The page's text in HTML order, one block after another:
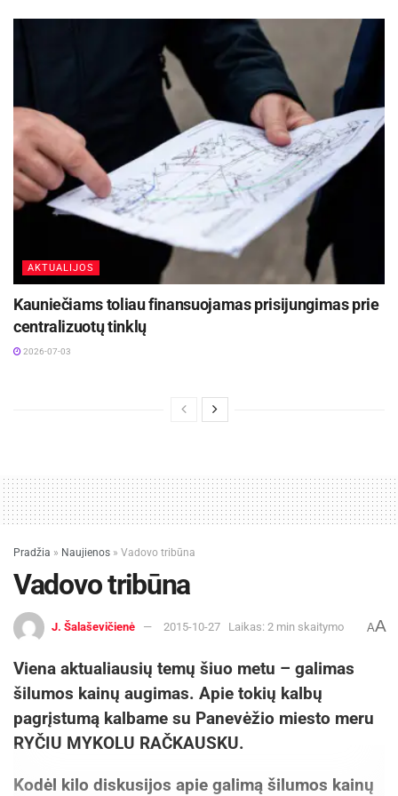
AKTUALIJOS
Kauniečiams toliau finansuojamas prisijungimas prie
centralizuotų tinklų
2026-07-03
Pradžia » Naujienos » Vadovo tribūna
Vadovo tribūna
J. Šalaševičienė 2015-10-27 Laikas: 2 min skaitymo AA
Viena aktualiausių temų šiuo metu – galimas
šilumos kainų augimas. Apie tokių kalbų
pagrįstumą kalbame su Panevėžio miesto meru
RYČIU MYKOLU RAČKAUSKU.
Kodėl kilo diskusijos apie galimą šilumos kainų